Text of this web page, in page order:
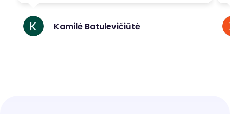
Kamilė Batulevičiūtė